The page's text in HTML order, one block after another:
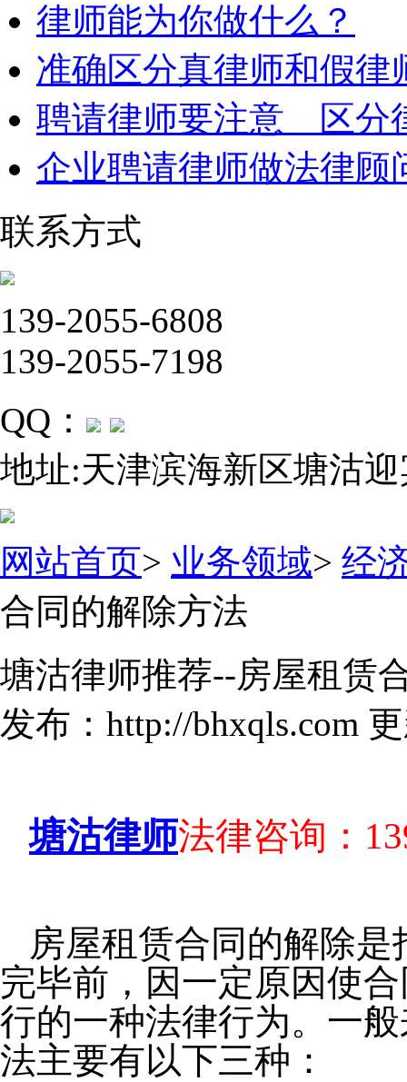
律师能为你做什么？
准确区分真律师和假律
聘请律师要注意 区分
企业聘请律师做法律顾
联系方式
139-2055-6808
139-2055-7198
QQ：
地址:天津滨海新区塘沽
网站首页> 业务领域> 经
合同的解除方法
塘沽律师推荐--房屋租赁
发布：http://bhxqls.com
塘沽律师法律咨询：
房屋租赁合同的解除
完毕前，因一定原因使
行的一种法律行为。一
法主要有以下三种：